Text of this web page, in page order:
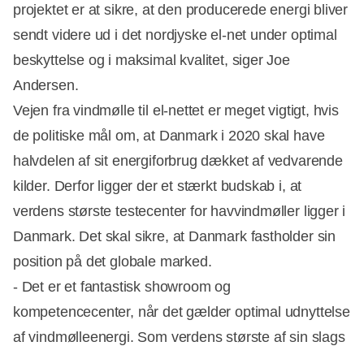
projektet er at sikre, at den producerede energi bliver
sendt videre ud i det nordjyske el-net under optimal
beskyttelse og i maksimal kvalitet, siger Joe
Andersen.
Vejen fra vindmølle til el-nettet er meget vigtigt, hvis
de politiske mål om, at Danmark i 2020 skal have
halvdelen af sit energiforbrug dækket af vedvarende
kilder. Derfor ligger der et stærkt budskab i, at
verdens største testecenter for havvindmøller ligger i
Danmark. Det skal sikre, at Danmark fastholder sin
position på det globale marked.
- Det er et fantastisk showroom og
kompetencecenter, når det gælder optimal udnyttelse
af vindmølleenergi. Som verdens største af sin slags